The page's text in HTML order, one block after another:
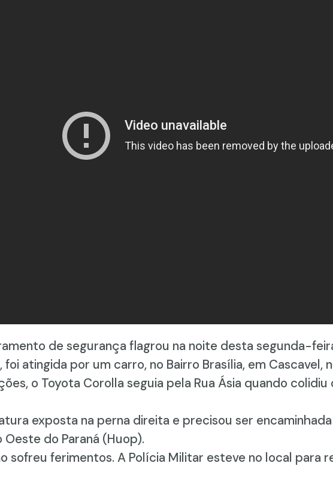
de segurança flagrou na noite desta segunda-
atingida por um carro, no Bairro Brasília, em Cascavel,
o Toyota Corolla seguia pela Rua Ásia quando
exposta na perna direita e precisou ser
do Paraná (Huop).
sofreu ferimentos. A Polícia Militar esteve no local para